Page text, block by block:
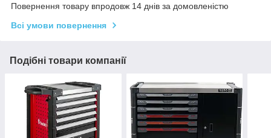
Повернення товару впродовж 14 днів за домовленістю
Всі умови повернення
Подібні товари компанії